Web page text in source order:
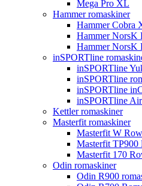
Mega Pro XL
Hammer romaskiner
Hammer Cobra
Hammer NorsK
Hammer NorsK
inSPORTline
inSPORTline
inSPORTline
inSPORTline
inSPORTline
Kettler romaskiner
Masterfit romaskiner
Masterfit W
Masterfit TP900
Masterfit 170
Odin romaskiner
Odin R900